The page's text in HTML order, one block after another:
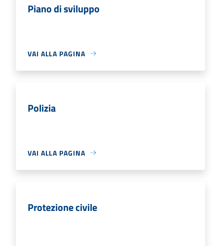
Piano di sviluppo
VAI ALLA PAGINA
Polizia
VAI ALLA PAGINA
Protezione civile